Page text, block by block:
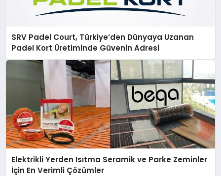
SRV Padel Court, Türkiye’den Dünyaya Uzanan
Padel Kort Üretiminde Güvenin Adresi
Elektrikli Yerden Isıtma Seramik ve Parke Zeminler
İçin En Verimli Çözümler